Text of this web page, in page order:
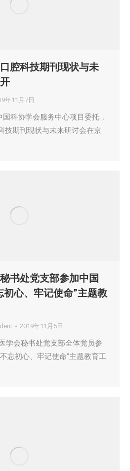
腔科技期刊现状与未
年11月7日
科协学会服务中心项目委托，
技期刊现状与未来研讨会在京
书处党支部参加中国
初心、牢记使命”主题教
2019年11月5日
学会秘书处党支部全体党员参
忘初心、牢记使命”主题教育工